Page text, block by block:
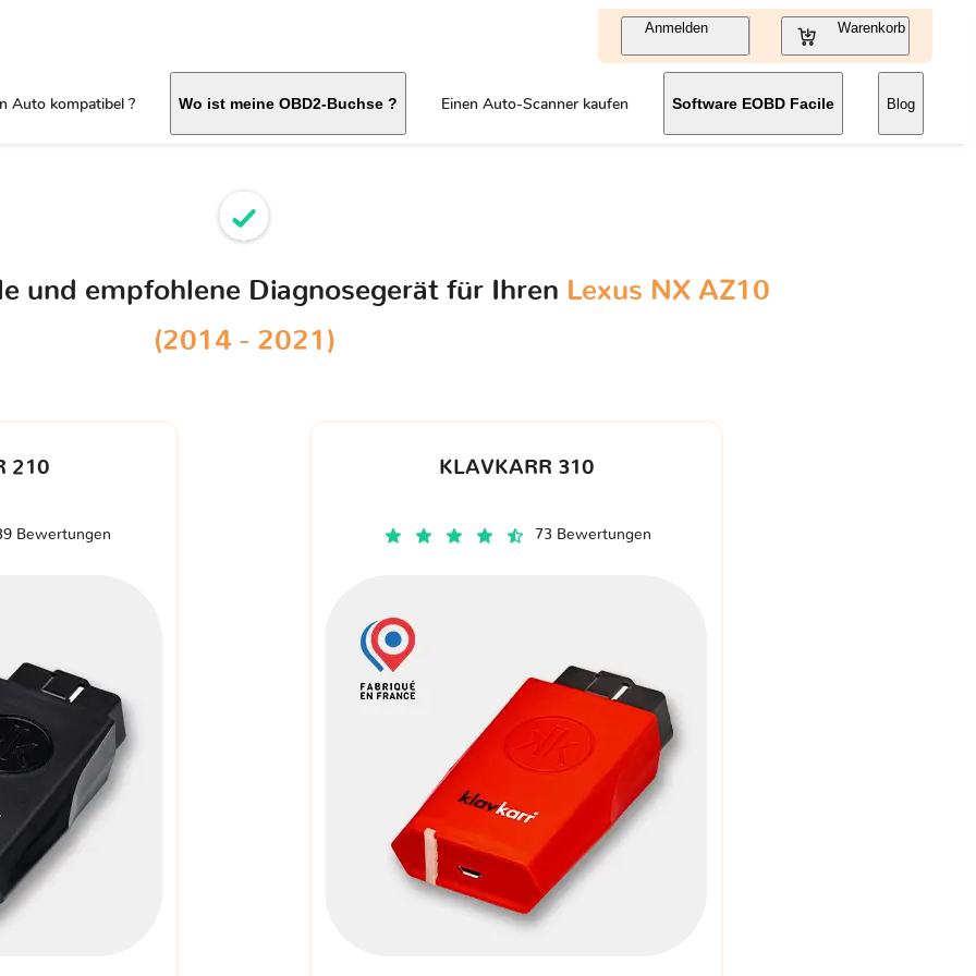
Anmelden Warenkorb
Auto kompatibel ? Wo ist meine OBD2-Buchse ? Einen Auto-Scanner kaufen Software EOBD Facile Blog
und empfohlene Diagnosegerät für Ihren Lexus NX AZ10
(2014 - 2021)
210
Bewertungen
KLAVKARR 310
73 Bewertungen